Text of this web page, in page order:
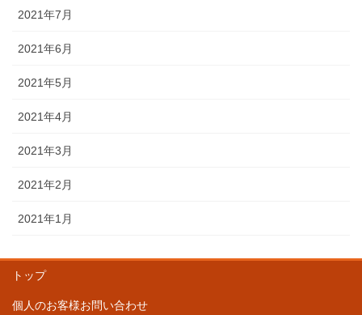
2021年7月
2021年6月
2021年5月
2021年4月
2021年3月
2021年2月
2021年1月
トップ
個人のお客様お問い合わせ